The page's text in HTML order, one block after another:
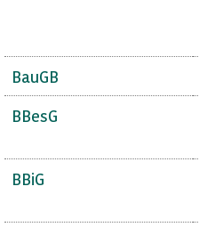
BauGB
BBesG
BBiG